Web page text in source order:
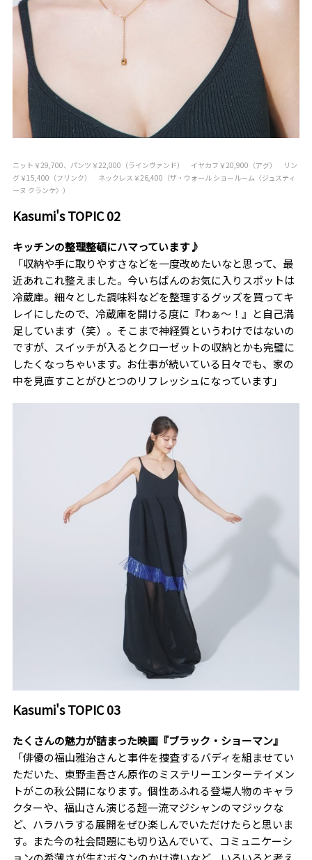
ニット￥29,700、パンツ￥22,000（ラインヴァンド） イヤカフ￥20,900（アグ） リン
グ￥15,400（フリンク） ネックレス￥26,400（ザ・ウォール ショールーム〈ジュスティ
ーヌ クランケ〉）
Kasumi's TOPIC 02
キッチンの整理整頓にハマっています♪
「収納や手に取りやすさなどを一度改めたいなと思って、最
近あれこれ整えました。今いちばんのお気に入りスポットは
冷蔵庫。細々とした調味料などを整理するグッズを買ってキ
レイにしたので、冷蔵庫を開ける度に『わぁ〜！』と自己満
足しています（笑）。そこまで神経質というわけではないの
ですが、スイッチが入るとクローゼットの収納とかも完璧に
したくなっちゃいます。お仕事が続いている日々でも、家の
中を見直すことがひとつのリフレッシュになっています」
Kasumi's TOPIC 03
たくさんの魅力が詰まった映画『ブラック・ショーマン』
「俳優の福山雅治さんと事件を捜査するバディを組ませてい
ただいた、東野圭吾さん原作のミステリーエンターテイメン
トがこの秋公開になります。個性あふれる登場人物のキャラ
クターや、福山さん演じる超一流マジシャンのマジックな
ど、ハラハラする展開をぜひ楽しんでいただけたらと思いま
す。また今の社会問題にも切り込んでいて、コミュニケーシ